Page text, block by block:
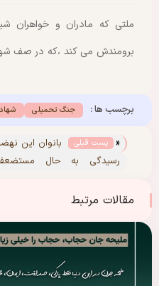
ملتی که مادران و خواهران
برومندش می کند ،که در صف
برچسب ها : جنگ تحمیلی
« پست قبلی
بانوان این
رسیدگی به حال
مقالات مرتبط